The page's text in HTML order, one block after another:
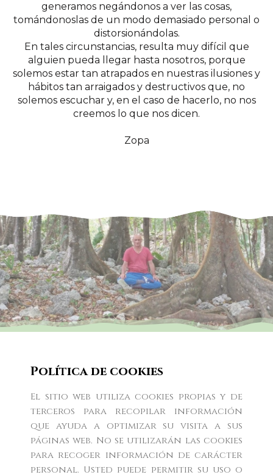
generamos negándonos a ver las cosas,
tomándonoslas de un modo demasiado personal o
distorsionándolas.
En tales circunstancias, resulta muy difícil que
alguien pueda llegar hasta nosotros, porque
solemos estar tan atrapados en nuestras ilusiones y
hábitos tan arraigados y destructivos que, no
solemos escuchar y, en el caso de hacerlo, no nos
creemos lo que nos dicen.
Zopa
Lobsang Zopa
Inicio Sobre mi Eventos
Desde el corazón
La Meditación
Prensa
Política de cookies
El sitio web utiliza cookies propias y de
terceros para recopilar información
que ayuda a optimizar su visita a sus
páginas web. No se utilizarán las cookies
para recoger información de carácter
personal. Usted puede permitir su uso o